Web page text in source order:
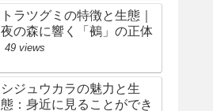
トラツグミの特徴と生態｜
夜の森に響く「鵺」の正体
49 views
シジュウカラの魅力と生
態：身近に見ることができ